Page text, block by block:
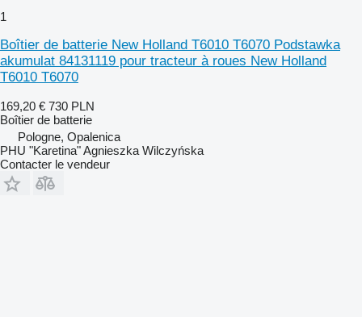
1
Boîtier de batterie New Holland T6010 T6070 Podstawka
akumulat 84131119 pour tracteur à roues New Holland
T6010 T6070
169,20 € 730 PLN
Boîtier de batterie
Pologne, Opalenica
PHU "Karetina" Agnieszka Wilczyńska
Contacter le vendeur